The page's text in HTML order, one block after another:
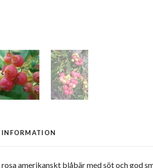
INFORMATION
amerikanskt blåbär med söt och god